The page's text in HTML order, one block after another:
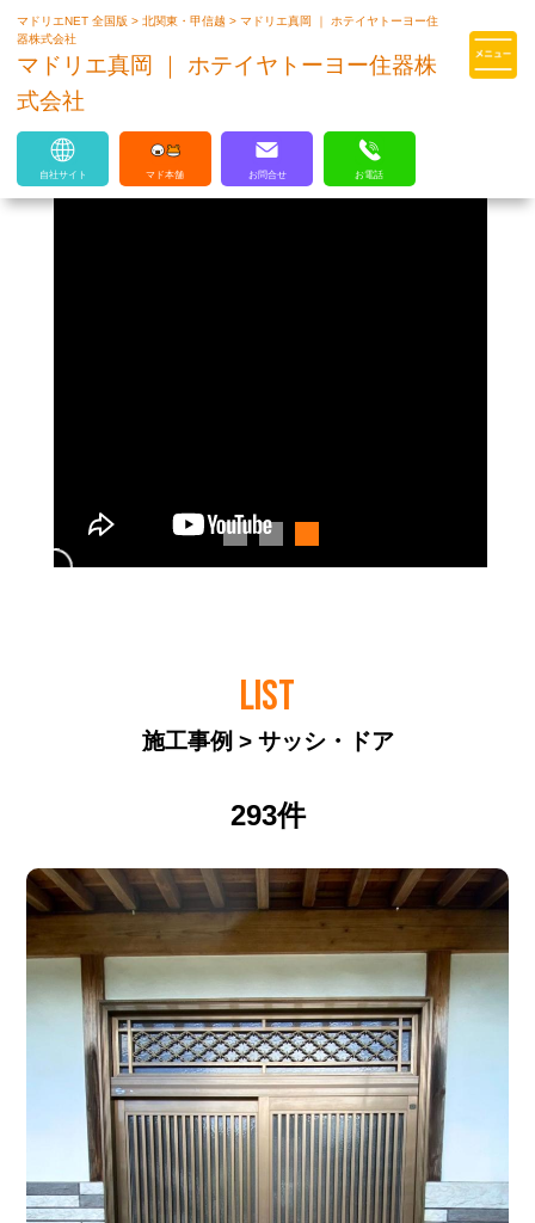
マドリエはLIXILの厳しい基準を
マドリエNET 全国版>北関東・甲信越>マドリエ真岡 ｜ ホテイヤトーヨー住
器株式会社
マドリエ真岡 ｜ ホテイヤトーヨー住器株
式会社
自社サイト マド本舗 お問合せ お電話
LIST
施工事例 > サッシ・ドア
293件